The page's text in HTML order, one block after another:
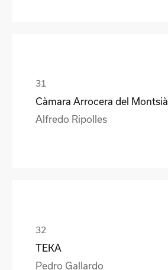
Càmara Arrocera del Montsià
Alfredo Ripolles
TEKA
Pedro Gallardo